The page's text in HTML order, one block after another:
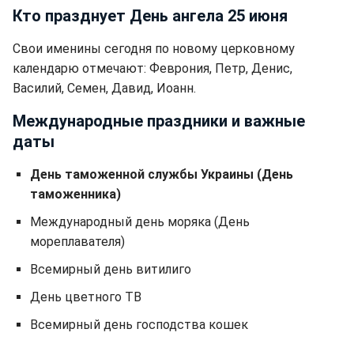
Кто празднует День ангела 25 июня
Свои именины сегодня по новому церковному
календарю отмечают: Феврония, Петр, Денис,
Василий, Семен, Давид, Иоанн.
Международные праздники и важные
даты
День таможенной службы Украины (День
таможенника)
Международный день моряка (День
мореплавателя)
Всемирный день витилиго
День цветного ТВ
Всемирный день господства кошек